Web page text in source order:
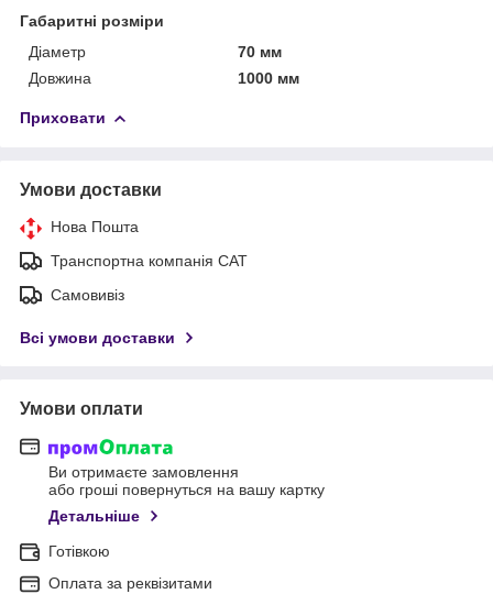
Габаритні розміри
Діаметр
70 мм
Довжина
1000 мм
Приховати
Умови доставки
Нова Пошта
Транспортна компанія САТ
Самовивіз
Всі умови доставки
Умови оплати
Ви отримаєте замовлення
або гроші повернуться на вашу картку
Детальніше
Готівкою
Оплата за реквізитами